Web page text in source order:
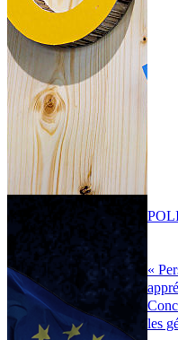
«
les